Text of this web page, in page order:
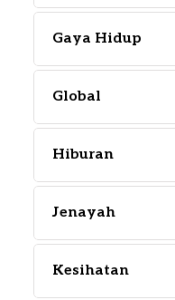
Gaya Hidup
Global
Hiburan
Jenayah
Kesihatan